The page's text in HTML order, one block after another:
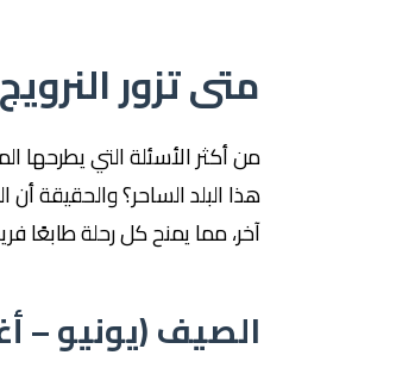
متى تزور
من أكثر الأسئلة التي
هذا البلد الساحر؟ والحقيقة
آخر، مما يمنح كل رحلة طابعًا
الصيف (يونيو